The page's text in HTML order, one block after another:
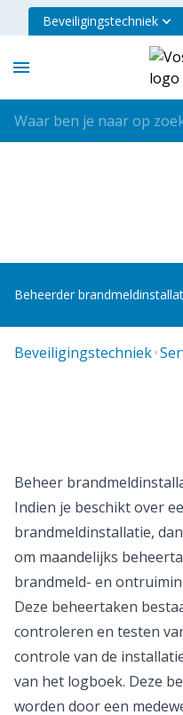
Beveiligingstechniek
Beheerder
beveiligingstechniek
Beheer
Indien je beschikt over
brandmeldinstallatie,
om maandelijks
brandmeld- en
Deze beheertaken
controleren en testen
controle van de
van het logboek. Deze
worden door een